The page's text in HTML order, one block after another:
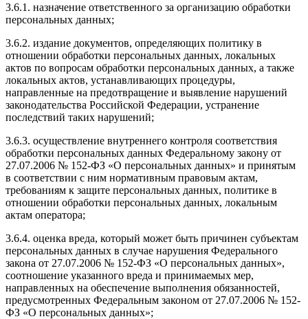
3.6.1. назначение ответственного за организацию обработки
персональных данных;
3.6.2. издание документов, определяющих политику в
отношении обработки персональных данных, локальных
актов по вопросам обработки персональных данных, а также
локальных актов, устанавливающих процедуры,
направленные на предотвращение и выявление нарушений
законодательства Российской Федерации, устранение
последствий таких нарушений;
3.6.3. осуществление внутреннего контроля соответствия
обработки персональных данных Федеральному закону от
27.07.2006 № 152-ФЗ «О персональных данных» и принятым
в соответствии с ним нормативным правовым актам,
требованиям к защите персональных данных, политике в
отношении обработки персональных данных, локальным
актам оператора;
3.6.4. оценка вреда, который может быть причинен субъектам
персональных данных в случае нарушения Федерального
закона от 27.07.2006 № 152-ФЗ «О персональных данных»,
соотношение указанного вреда и принимаемых мер,
направленных на обеспечение выполнения обязанностей,
предусмотренных Федеральным законом от 27.07.2006 № 152-
ФЗ «О персональных данных»;